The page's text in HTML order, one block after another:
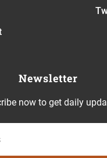
Newsletter
now to get daily